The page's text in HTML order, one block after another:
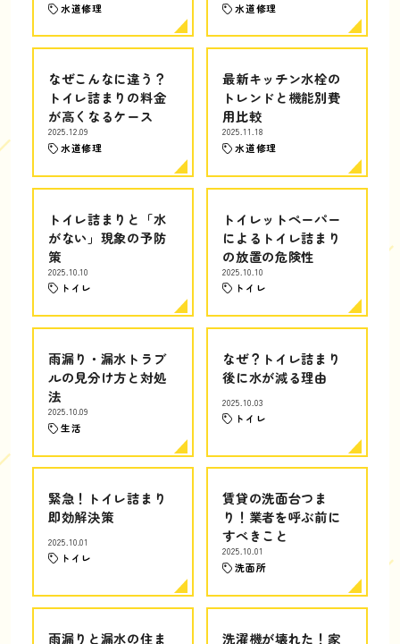
水道修理 水道修理
なぜこんなに違う？
トイレ詰まりの料金
が高くなるケース
2025.12.09
水道修理
最新キッチン水栓の
トレンドと機能別費
用比較
2025.11.18
水道修理
トイレ詰まりと「水
がない」現象の予防
策
2025.10.10
トイレ
トイレットペーパー
によるトイレ詰まり
の放置の危険性
2025.10.10
トイレ
雨漏り・漏水トラブ
ルの見分け方と対処
法
2025.10.09
生活
なぜ？トイレ詰まり
後に水が減る理由
2025.10.03
トイレ
緊急！トイレ詰まり
即効解決策
2025.10.01
トイレ
賃貸の洗面台つま
り！業者を呼ぶ前に
すべきこと
2025.10.01
洗面所
雨漏りと漏水の住ま 洗濯機が壊れた！家